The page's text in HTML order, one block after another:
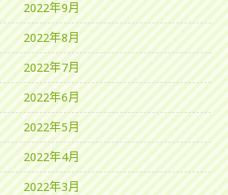
2022年9月
2022年8月
2022年7月
2022年6月
2022年5月
2022年4月
2022年3月